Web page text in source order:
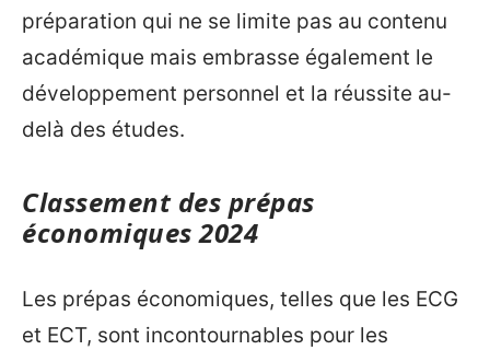
préparation qui ne se limite pas au contenu
académique mais embrasse également le
développement personnel et la réussite au-
delà des études.
Classement des prépas
économiques 2024
Les prépas économiques, telles que les ECG
et ECT, sont incontournables pour les